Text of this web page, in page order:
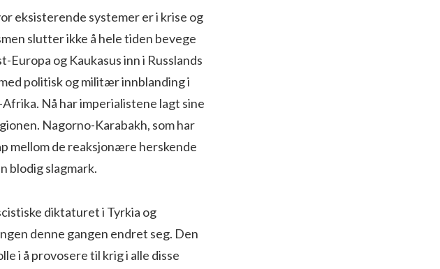
eksisterende systemer er i krise og
slutter ikke å hele tiden bevege
Europa og Kaukasus inn i Russlands
politisk og militær innblanding i
Nå har imperialistene lagt sine
Nagorno-Karabakh, som har
mellom de reaksjonære herskende
blodig slagmark.
diktaturet i Tyrkia og
denne gangen endret seg. Den
i å provosere til krig i alle disse